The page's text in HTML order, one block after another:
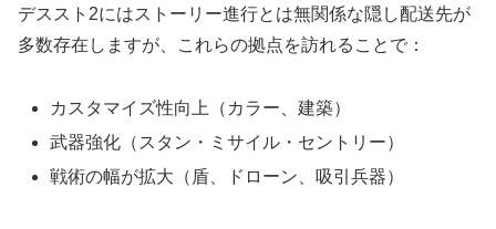
デススト2にはストーリー進行とは無関係な隠し配送先が
多数存在しますが、これらの拠点を訪れることで：
カスタマイズ性向上（カラー、建築）
武器強化（スタン・ミサイル・セントリー）
戦術の幅が拡大（盾、ドローン、吸引兵器）